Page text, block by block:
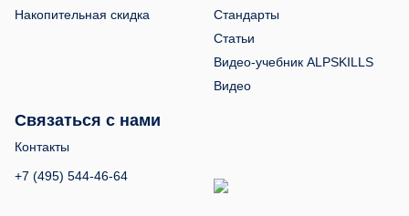
Накопительная скидка
Стандарты
Статьи
Видео-учебник ALPSKILLS
Видео
Связаться с нами
Контакты
+7 (495) 544-46-64